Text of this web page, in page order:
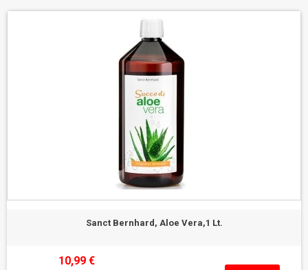
Sanct Bernhard, Aloe Vera,1 Lt.
10,99 €